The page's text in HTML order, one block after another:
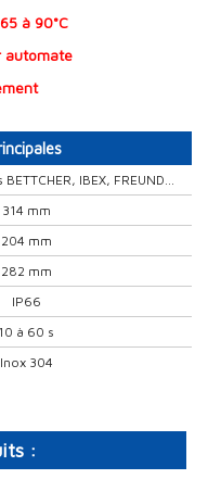
à 90°C
automate
IBEX, FREUND...
314 mm
204 mm
282 mm
IP66
10 à 60 s
Inox 304
: